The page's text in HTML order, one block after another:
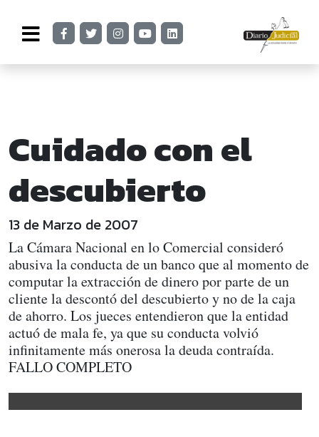
Cuidado con el
descubierto
13 de Marzo de 2007
La Cámara Nacional en lo Comercial consideró
abusiva la conducta de un banco que al momento de
computar la extracción de dinero por parte de un
cliente la descontó del descubierto y no de la caja
de ahorro. Los jueces entendieron que la entidad
actuó de mala fe, ya que su conducta volvió
infinitamente más onerosa la deuda contraída.
FALLO COMPLETO